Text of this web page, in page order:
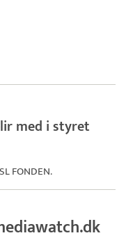
med i styret
SL FONDEN.